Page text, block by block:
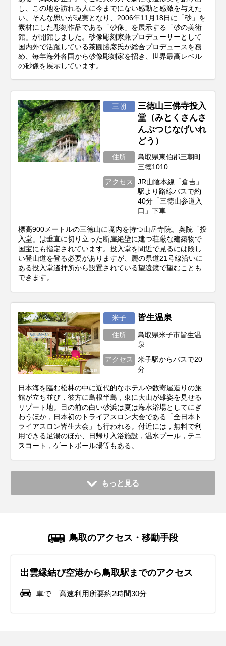
し、この地を訪れる人に今までにない感動と感激を与えた
い。そんな思いが現実となり、2006年11月18日に「砂」を
素材にした彫刻作品である「砂像」を展示する「砂の美術
館」が開館しました。砂像彫刻家兼プロデューサーとして
国内外で活躍している茶圓勝彦氏が総合プロデュースを務
め、毎年海外各国から砂像彫刻家を招き、世界最高レベル
の砂像を展示しています。
三朝
三徳山三佛寺投入
堂（みとくさんさ
んぶつじなげいれ
どう）
住所
鳥取県東伯郡三朝町
三徳1010
アクセス
JR山陰本線「倉吉」
駅より路線バスで約
40分「三徳山参道入
口」下車
標高900メートルの三徳山に境内を持つ山岳寺院。奥院「投
入堂」は垂直に切り立った断崖絶壁に建つ荘厳な建築物で
国宝にも指定されています。投入堂を間近で見るには険し
い登山道を登る必要がありますが、麓の県道21号線沿いに
ある投入堂遙拝所から設置されている望遠鏡で望むことも
できます。
米子 皆生温泉
住所
鳥取県米子市皆生温
泉
アクセス
米子駅からバスで20
分
日本海を臨む松林の中に近代的なホテルや数寄屋造りの旅
館が立ち並び，彼方に島根半島，東に大山が雄姿を見せる
リゾート地。目の前の白い砂浜は夏は海水浴場としてにぎ
わうほか，日本初のトライアスロン大会である「全日本ト
ライアスロン皆生大会」も行われる。付近には，無料で利
用できる足湯のほか、日帰り入浴施設，温水プール，テニ
スコート，ゲートボール場等もある。
もっと見る
鳥取のアクセス・移動手段
出雲縁結び空港から鳥取駅までのアクセス
車で 高速利用所要約2時間30分